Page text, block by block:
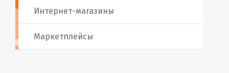
Интернет-магазины
Маркетплейсы